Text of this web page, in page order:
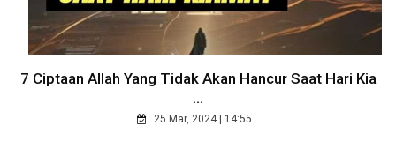
7 Ciptaan Allah Yang Tidak Akan Hancur Saat Hari Kia
...
25 Mar, 2024 | 14:55